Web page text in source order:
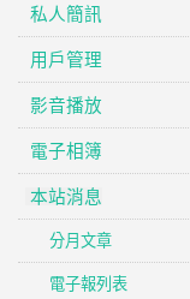
私人簡訊
用戶管理
影音播放
電子相簿
本站消息
分月文章
電子報列表